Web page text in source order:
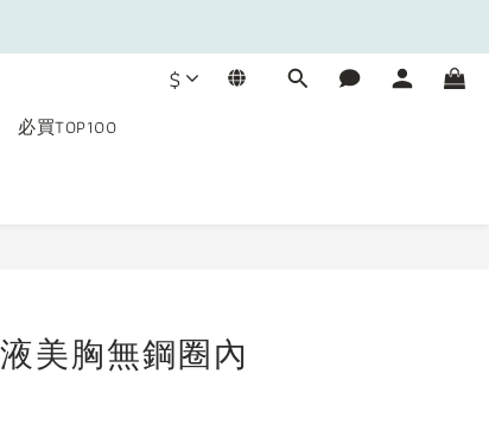
$
必買TOP100
美胸無鋼圈內